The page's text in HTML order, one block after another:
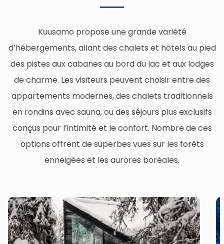
Kuusamo propose une grande variété
d’hébergements, allant des chalets et hôtels au pied
des pistes aux cabanes au bord du lac et aux lodges
de charme. Les visiteurs peuvent choisir entre des
appartements modernes, des chalets traditionnels
en rondins avec sauna, ou des séjours plus exclusifs
conçus pour l’intimité et le confort. Nombre de ces
options offrent de superbes vues sur les forêts
enneigées et les aurores boréales.